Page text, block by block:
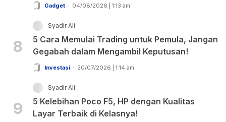
Gadget 04/08/2026 | 1:13 am
8
Syadir Ali
5 Cara Memulai Trading untuk Pemula, Jangan
Gegabah dalam Mengambil Keputusan!
Investasi 20/07/2026 | 1:14 am
9
Syadir Ali
5 Kelebihan Poco F5, HP dengan Kualitas
Layar Terbaik di Kelasnya!